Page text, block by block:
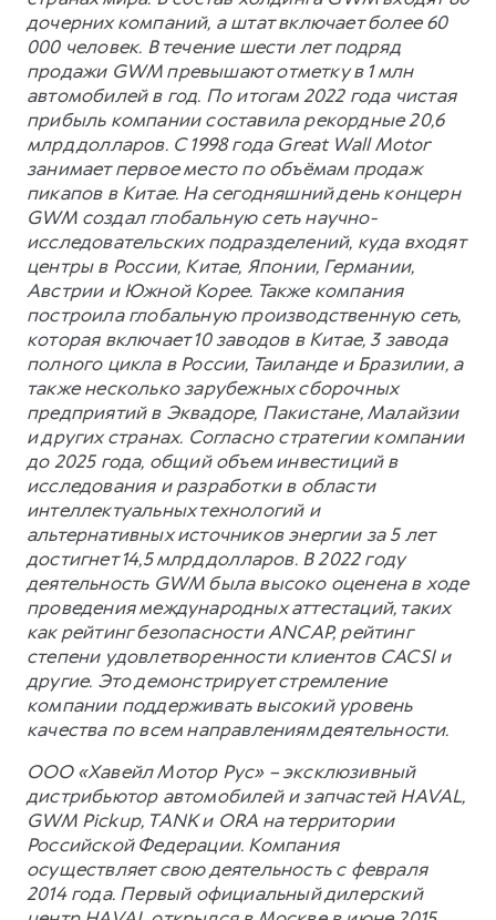
дочерних компаний, а штат включает более 60
000 человек. В течение шести лет подряд
продажи GWM превышают отметку в 1 млн
автомобилей в год. По итогам 2022 года чистая
прибыль компании составила рекордные 20,6
млрд долларов. С 1998 года Great Wall Motor
занимает первое место по объёмам продаж
пикапов в Китае. На сегодняшний день концерн
GWM создал глобальную сеть научно-
исследовательских подразделений, куда входят
центры в России, Китае, Японии, Германии,
Австрии и Южной Корее. Также компания
построила глобальную производственную сеть,
которая включает 10 заводов в Китае, 3 завода
полного цикла в России, Таиланде и Бразилии, а
также несколько зарубежных сборочных
предприятий в Эквадоре, Пакистане, Малайзии
и других странах. Согласно стратегии компании
до 2025 года, общий объем инвестиций в
исследования и разработки в области
интеллектуальных технологий и
альтернативных источников энергии за 5 лет
достигнет 14,5 млрд долларов. В 2022 году
деятельность GWM была высоко оценена в ходе
проведения международных аттестаций, таких
как рейтинг безопасности ANCAP, рейтинг
степени удовлетворенности клиентов CACSI и
другие. Это демонстрирует стремление
компании поддерживать высокий уровень
качества по всем направлениям деятельности.
ООО «Хавейл Мотор Рус» – эксклюзивный
дистрибьютор автомобилей и запчастей HAVAL,
GWM Pickup, TANK и ORA на территории
Российской Федерации. Компания
осуществляет свою деятельность с февраля
2014 года. Первый официальный дилерский